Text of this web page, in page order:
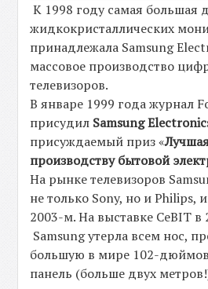
К 1998 году самая большая
жидкокристаллических
принадлежала Samsung
массовое производство
телевизоров.
В январе 1999 года журнал
присудил Samsung
присуждаемый приз «
производству бытовой
На рынке телевизоров
не только Sony, но и Philips,
2003-м. На выставке CeBIT в
Samsung утерла всем нос,
большую в мире 102-
панель (больше двух